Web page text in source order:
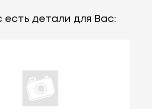
есть детали для Вас: